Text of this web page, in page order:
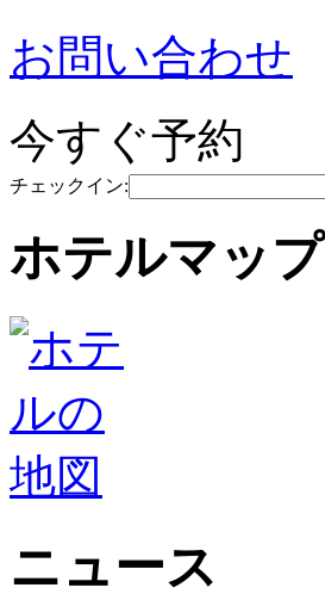
お問い合わせ
今すぐ予約
チェックイン:
ホテルマップ
ニュース